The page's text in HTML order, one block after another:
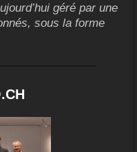
géré par une
sous la forme